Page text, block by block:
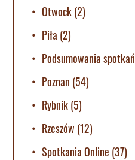
Otwock(2)
Piła (2)
Podsumowania spotkań
Poznan (54)
Rybnik(5)
Rzeszów (12)
Spotkania Online (37)